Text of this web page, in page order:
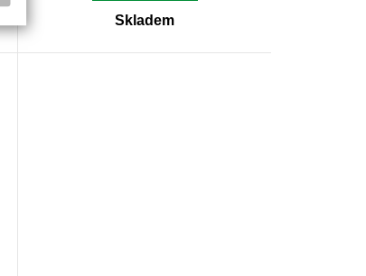
Skladem